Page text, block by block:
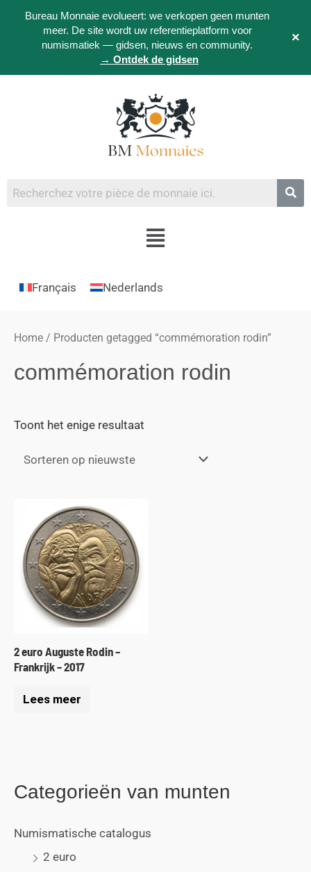
Bureau Monnaie evolueert: we verkopen geen munten
meer. De site wordt uw referentieplatform voor
numismatiek — gidsen, nieuws en community.
→ Ontdek de gidsen
×
Français Nederlands
Categorieën van munten
Numismatische catalogus
2 euro
Home / Producten getagged “commémoration rodin”
commémoration rodin
Toont het enige resultaat
2 euro Auguste Rodin –
Frankrijk – 2017
Lees meer